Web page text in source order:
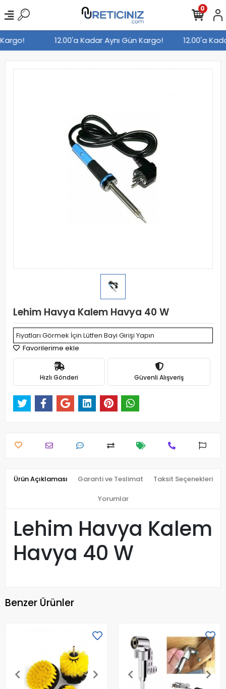
12.00'a Kadar Aynı Gün Kargo! 12.00'a
0
Lehim Havya Kalem Havya 40 W
Fiyatları Görmek İçin Lütfen Bayi Girişi Yapın
Favorilerime ekle
Hızlı Gönderi Güvenli Alışveriş
Ürün Açıklaması Garanti ve Teslimat Taksit Seçenekleri
Yorumlar
Lehim Havya Kalem
Havya 40 W
Benzer Ürünler